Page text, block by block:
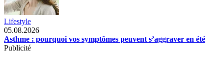
Lifestyle
05.08.2026
Asthme : pourquoi vos symptômes peuvent s’aggraver en été
Publicité